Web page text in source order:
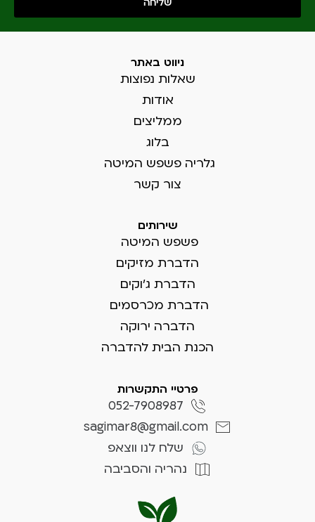
שליחה
ניווט באתר
שאלות נפוצות
אודות
ממליצים
בלוג
גלריה פשפש המיטה
צור קשר
שירותים
פשפש המיטה
הדברת מזיקים
הדברת ג'וקים
הדברת מכרסמים
הדברה ירוקה
הכנת הבית להדברה
פרטיי התקשרות
052-7908987
sagimar8@gmail.com
שלח לנו ווצאפ
נהריה והסביבה